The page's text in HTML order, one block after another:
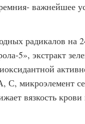
важнейшее
радикалов на
5», экстракт
С, микроэлемент
вязкость